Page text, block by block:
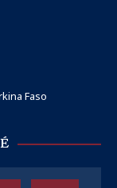
Faso